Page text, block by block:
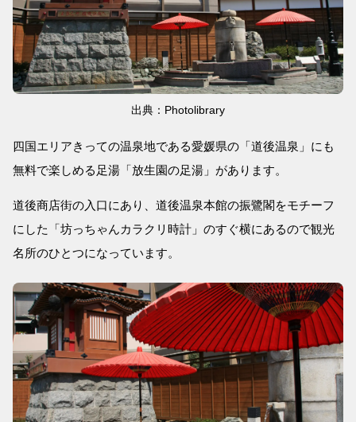
出典：Photolibrary
四国エリアきっての温泉地である愛媛県の「道後温泉」にも
無料で楽しめる足湯「放生園の足湯」があります。
道後商店街の入口にあり、道後温泉本館の振鷺閣をモチーフ
にした「坊っちゃんカラクリ時計」のすぐ横にあるので観光
名所のひとつになっています。